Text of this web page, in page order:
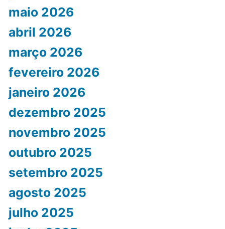
maio 2026
abril 2026
março 2026
fevereiro 2026
janeiro 2026
dezembro 2025
novembro 2025
outubro 2025
setembro 2025
agosto 2025
julho 2025